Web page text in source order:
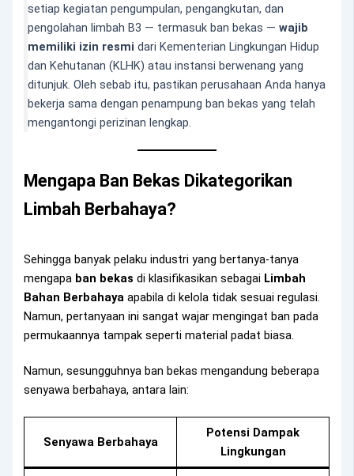
setiap kegiatan pengumpulan, pengangkutan, dan
pengolahan limbah B3 — termasuk ban bekas —wajib
memiliki izin resmi dari Kementerian Lingkungan Hidup
dan Kehutanan (KLHK) atau instansi berwenang yang
ditunjuk. Oleh sebab itu, pastikan perusahaan Anda hanya
bekerja sama dengan penampung ban bekas yang telah
mengantongi perizinan lengkap.
Mengapa Ban Bekas Dikategorikan
Limbah Berbahaya?
Sehingga banyak pelaku industri yang bertanya-tanya
mengapa ban bekas di klasifikasikan sebagai Limbah
Bahan Berbahayaapabila di kelola tidak sesuai regulasi.
Namun, pertanyaan ini sangat wajar mengingat ban pada
permukaannya tampak seperti material padat biasa.
Namun, sesungguhnya ban bekas mengandung beberapa
senyawa berbahaya, antara lain:
Senyawa Berbahaya
Potensi Dampak
Lingkungan